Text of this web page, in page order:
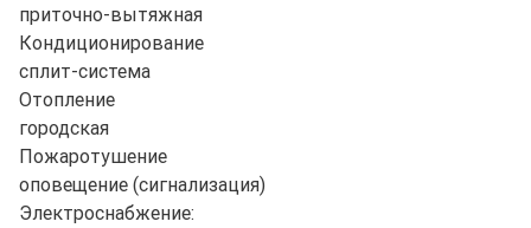
приточно-вытяжная
Кондиционирование
сплит-система
Отопление
городская
Пожаротушение
оповещение (сигнализация)
Электроснабжение: